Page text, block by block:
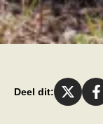
Deel dit: